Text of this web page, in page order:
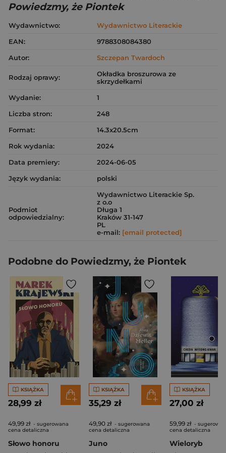
Powiedzmy, że Piontek
Wydawnictwo:
Wydawnictwo Literackie
EAN:
9788308084380
Autor:
Szczepan Twardoch
Rodzaj oprawy:
Okładka broszurowa ze
skrzydełkami
Wydanie:
1
Liczba stron:
248
Format:
14.3x20.5cm
Rok wydania:
2024
Data premiery:
2024-06-05
Język wydania:
polski
Podmiot
odpowiedzialny:
Wydawnictwo Literackie Sp.
z o.o
Długa 1
Kraków 31-147
PL
e-mail: [email protected]
Podobne do Powiedzmy, że Piontek
KSIĄŻKA
28,99 zł
49,99 zł - sugerowana
cena detaliczna
Słowo honoru
KSIĄŻKA
35,29 zł
49,90 zł - sugerowana
cena detaliczna
Juno
KSIĄŻKA
27,00 zł
59,99 zł -
cena detaliczna
Wieloryb